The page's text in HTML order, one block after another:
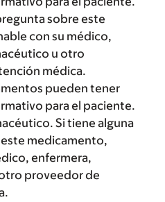
sobre este
con su médico,
u otro
médica.
pueden tener
para el paciente.
Si tiene alguna
medicamento,
enfermera,
proveedor de